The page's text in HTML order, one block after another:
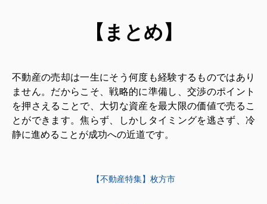
【まとめ】
不動産の売却は一生にそう何度も経験するものではあり
ません。だからこそ、戦略的に準備し、交渉のポイント
を押さえることで、大切な資産を最大限の価値で売るこ
とができます。焦らず、しかしタイミングを逃さず、冷
静に進めることが成功への近道です。
【不動産特集】枚方市